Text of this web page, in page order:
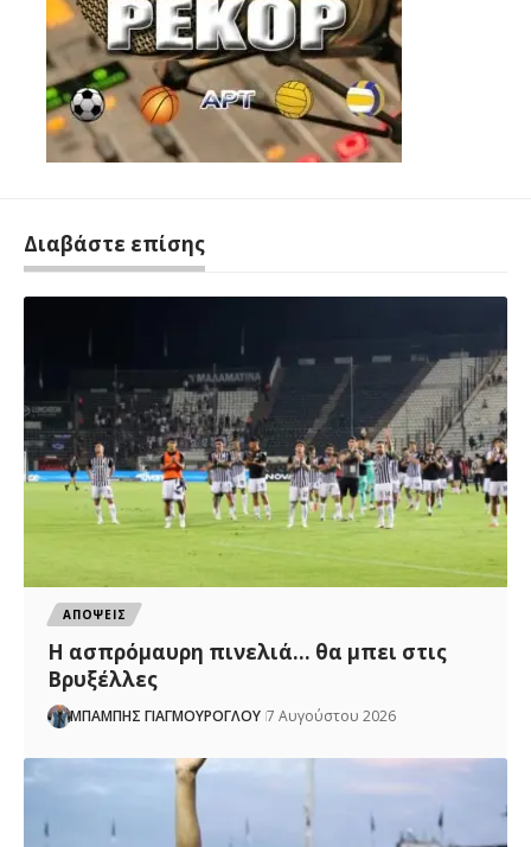
Διαβάστε επίσης
ΑΠΟΨΕΙΣ
Η ασπρόμαυρη πινελιά… θα μπει στις
Βρυξέλλες
ΜΠΑΜΠΗΣ ΓΙΑΓΜΟΥΡΟΓΛΟΥ 7 Αυγούστου 2026